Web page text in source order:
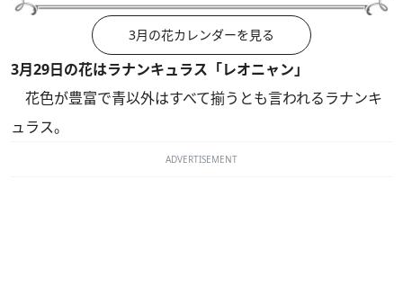
3月の花カレンダーを見る
3月29日の花はラナンキュラス「レオニャン」
花色が豊富で青以外はすべて揃うとも言われるラナンキ
ュラス。
ADVERTISEMENT